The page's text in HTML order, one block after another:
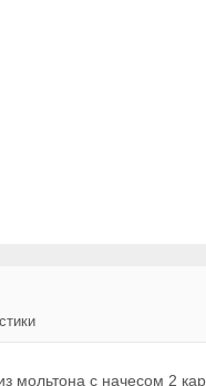
с начесом 2